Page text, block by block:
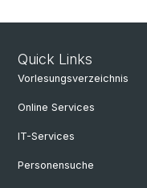
Quick Links
Vorlesungsverzeichnis
Online Services
IT-Services
Personensuche